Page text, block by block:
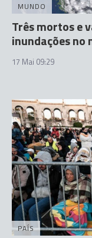
MUNDO
Três mortos e
inundações no
17 Mai 09:29
PAÍS